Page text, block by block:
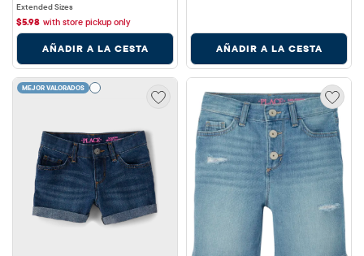
Extended Sizes
$5.98 with store pickup only
AÑADIR A LA CESTA AÑADIR A LA CESTA
MEJOR VALORADOS